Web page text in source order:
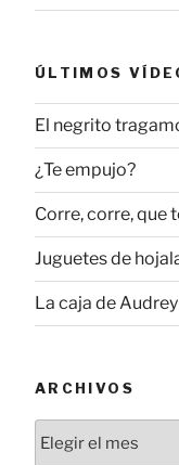
ÚLTIMOS
El negrito
¿Te empujo?
Corre, corre, que
Juguetes de
La caja de
ARCHIVOS